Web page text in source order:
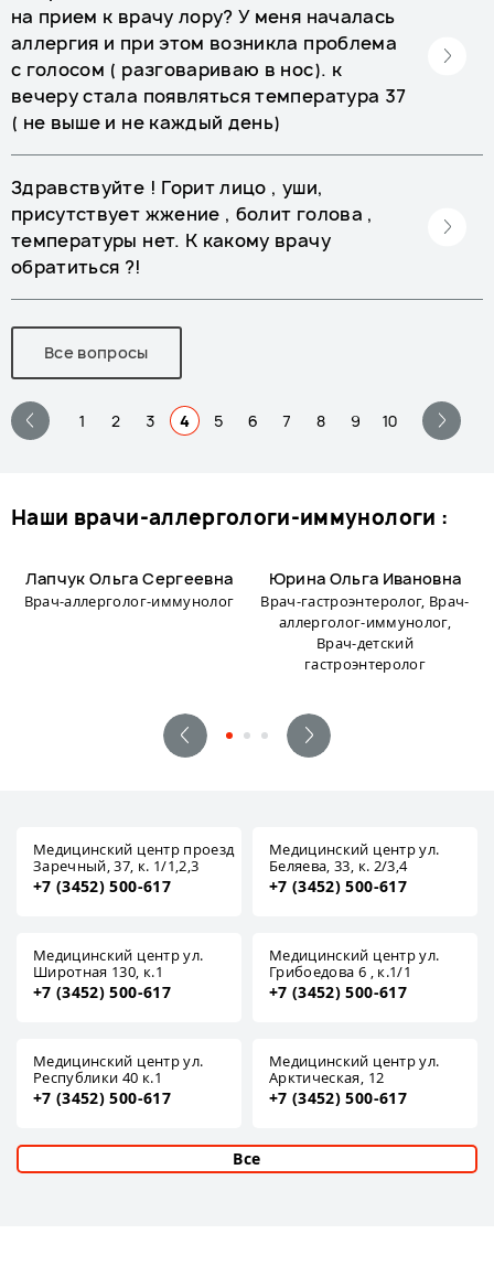
на прием к врачу лору? У меня началась
аллергия и при этом возникла проблема
с голосом ( разговариваю в нос). к
вечеру стала появляться температура 37
( не выше и не каждый день)
Здравствуйте ! Горит лицо , уши,
присутствует жжение , болит голова ,
температуры нет. К какому врачу
обратиться ?!
Все вопросы
1 2 3 4 5 6 7 8 9 10
наши врачи-аллергологи-иммунологи :
Лапчук Ольга Сергеевна
Врач-аллерголог-иммунолог
Юрина Ольга Ивановна
Врач-гастроэнтеролог, Врач-
аллерголог-иммунолог,
Врач-детский
гастроэнтеролог
Медицинский центр проезд
Заречный, 37, к. 1/1,2,3
+7 (3452) 500-617
Медицинский центр ул.
Беляева, 33, к. 2/3,4
+7 (3452) 500-617
Медицинский центр ул.
Широтная 130, к.1
+7 (3452) 500-617
Медицинский центр ул.
Грибоедова 6 , к.1/1
+7 (3452) 500-617
Медицинский центр ул.
Республики 40 к.1
+7 (3452) 500-617
Медицинский центр ул.
Арктическая, 12
+7 (3452) 500-617
Все